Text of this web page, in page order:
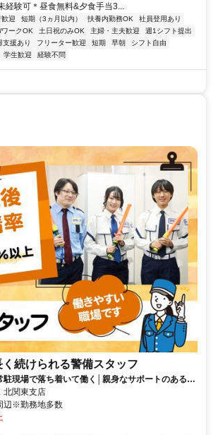
経験可＊昼食無料&夕食手当3...
迎 短期（3ヵ月以内） 扶養内勤務OK
社員登用あり
ークOK 土日祝のみOK 主婦・主夫歓迎
週1シフト提出
支援あり フリーター歓迎 短期 早朝
シフト自由
学生歓迎 経験不問
続けられる警備スタッフ
駐現場で落ち着いて働く│親身なサポートのある警
北関東支店
辺※勤務地多数